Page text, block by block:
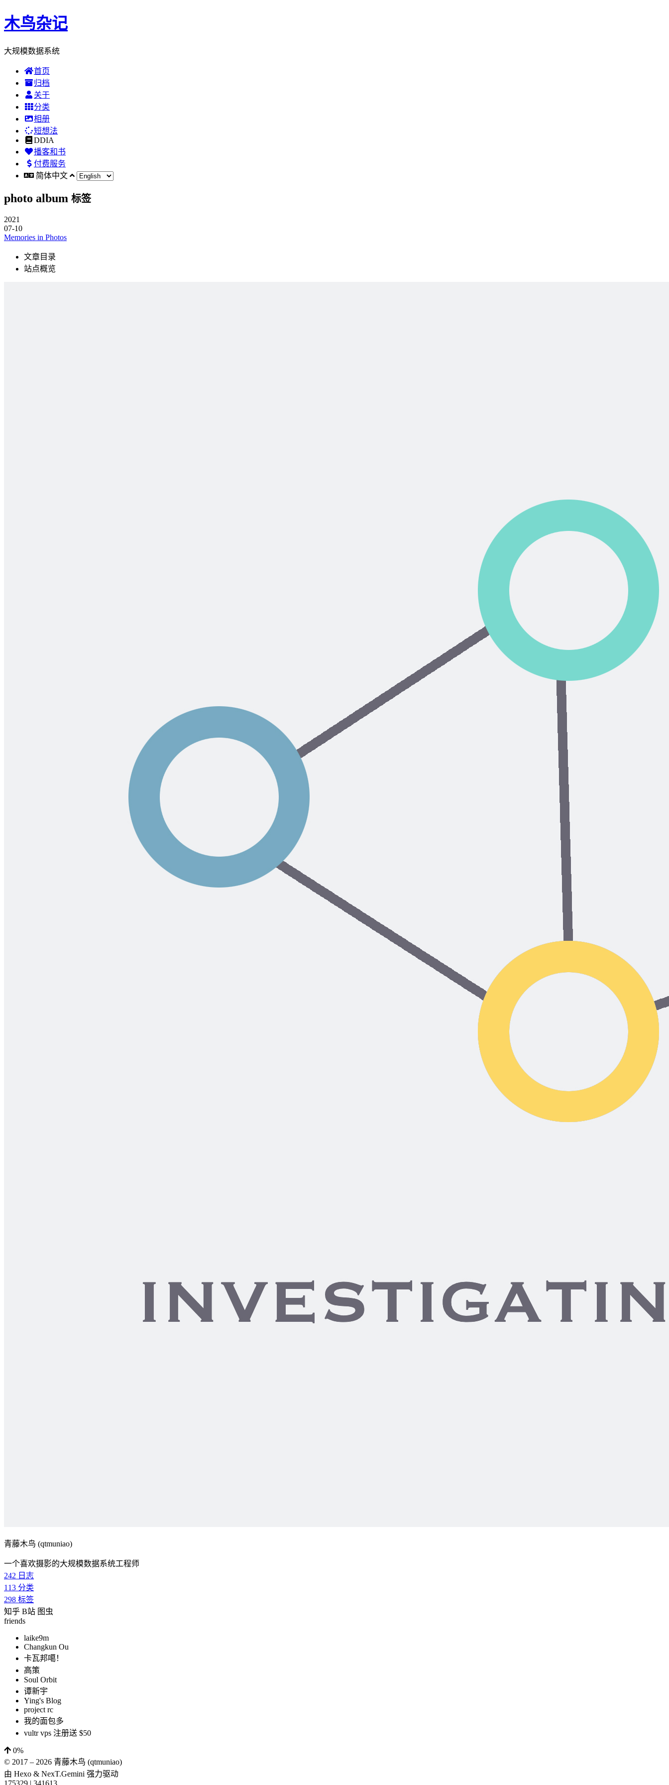
木鸟杂记
大规模数据系统
首页
归档
关于
分类
相册
短想法
DDIA
播客和书
付费服务
简体中文
photo album 标签
2021
07-10
Memories in Photos
文章目录
站点概览
青藤木鸟 (qtmuniao)
一个喜欢摄影的大规模数据系统工程师
242 日志
113 分类
298 标签
知乎 B站 图虫
friends
laike9m
Changkun Ou
卡瓦邦噶！
高策
Soul Orbit
谭新宇
Ying's Blog
project rc
我的面包多
vultr vps 注册送 $50
0%
© 2017 – 2026 青藤木鸟 (qtmuniao)
由 Hexo & NexT.Gemini 强力驱动
175329 | 341613